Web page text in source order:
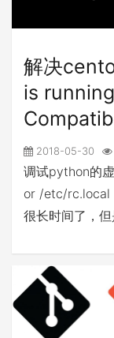
解决
is
2018-05-30
调试python的
or /etc/rc.local
很长时间了，